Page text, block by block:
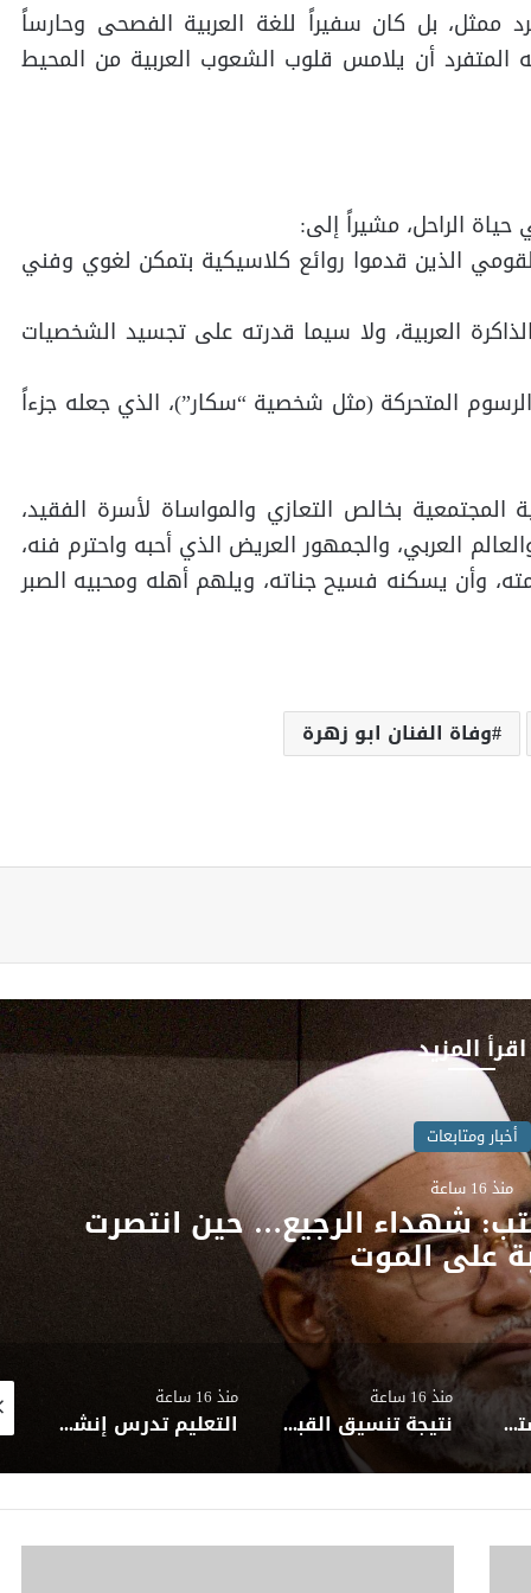
ممثل، بل كان سفيراً للغة العربية الفصحى وحارساً
المتفرد أن يلامس قلوب الشعوب العربية من المحيط
الراحل، مشيراً إلى:
الذين قدموا روائع كلاسيكية بتمكن لغوي وفني
العربية، ولا سيما قدرته على تجسيد الشخصيات
المتحركة (مثل شخصية “سكار”)، الذي جعله جزءاً
بخالص التعازي والمواساة لأسرة الفقيد،
العربي، والجمهور العريض الذي أحبه واحترم فنه،
وأن يسكنه فسيح جناته، ويلهم أهله ومحبيه الصبر
وفاة الفنان ابو زهرة
اقرأ المزيد
أخبار ومتابعات
منذ 16 ساعة
سوهاج الجامعية ينجح في إنقاذ
اختراق إبرة لجدار القلب
منذ 16 ساعة منذ 16 ساعة